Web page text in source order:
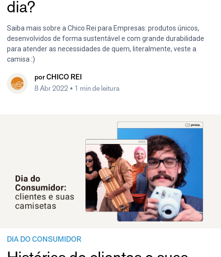
dia?
Saiba mais sobre a Chico Rei para Empresas: produtos únicos,
desenvolvidos de forma sustentável e com grande durabilidade
para atender as necessidades de quem, literalmente, veste a
camisa :)
por CHICO REI
8 Abr 2022 • 1 min de leitura
DIA DO CONSUMIDOR